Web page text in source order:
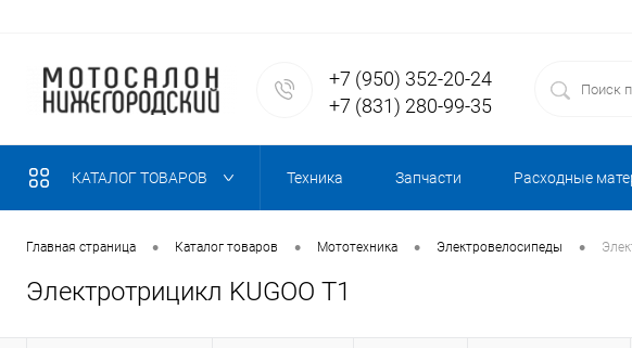
+7 (950) 352-20-24
+7 (831) 280-99-35
КАТАЛОГ ТОВАРОВ Техника Запчасти Расходные
Главная страница • Каталог товаров • Мототехника • Электровелосипеды •
Электротрицикл KUGOO T1